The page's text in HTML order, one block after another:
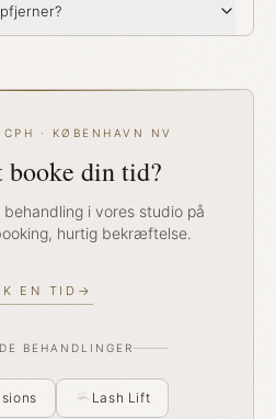
CPH · KØBENHAVN NV
din tid?
i vores studio på
hurtig bekræftelse.
EN TID →
BEHANDLINGER
Lash Lift